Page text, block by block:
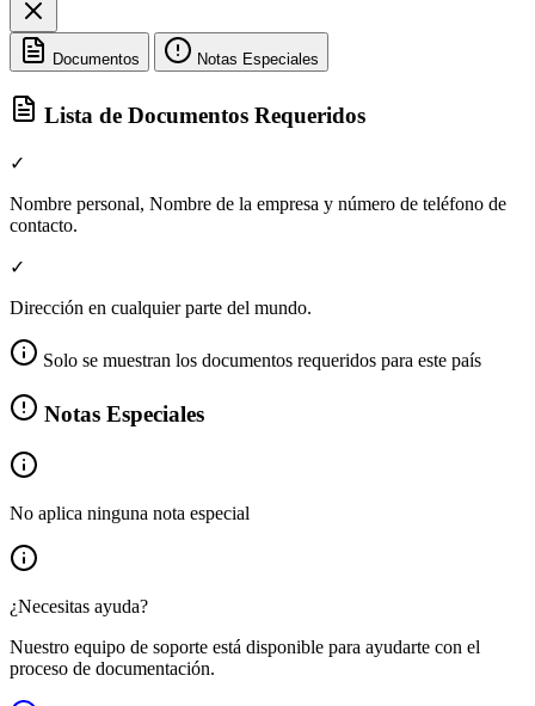
Documentos Notas Especiales
Lista de Documentos Requeridos
✓
Nombre personal, Nombre de la empresa y número de teléfono de
contacto.
✓
Dirección en cualquier parte del mundo.
Solo se muestran los documentos requeridos para este país
Notas Especiales
No aplica ninguna nota especial
¿Necesitas ayuda?
Nuestro equipo de soporte está disponible para ayudarte con el
proceso de documentación.